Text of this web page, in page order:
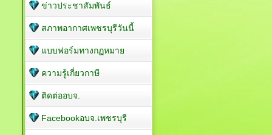
ข่าวประชาสัมพันธ์
สภาพอากาศเพชรบุรีวันนี้
แบบฟอร์มทางกฏหมาย
ความรู้เกี่ยวกาษี
ติดต่ออบจ.
Facebookอบจ.เพชรบุรี